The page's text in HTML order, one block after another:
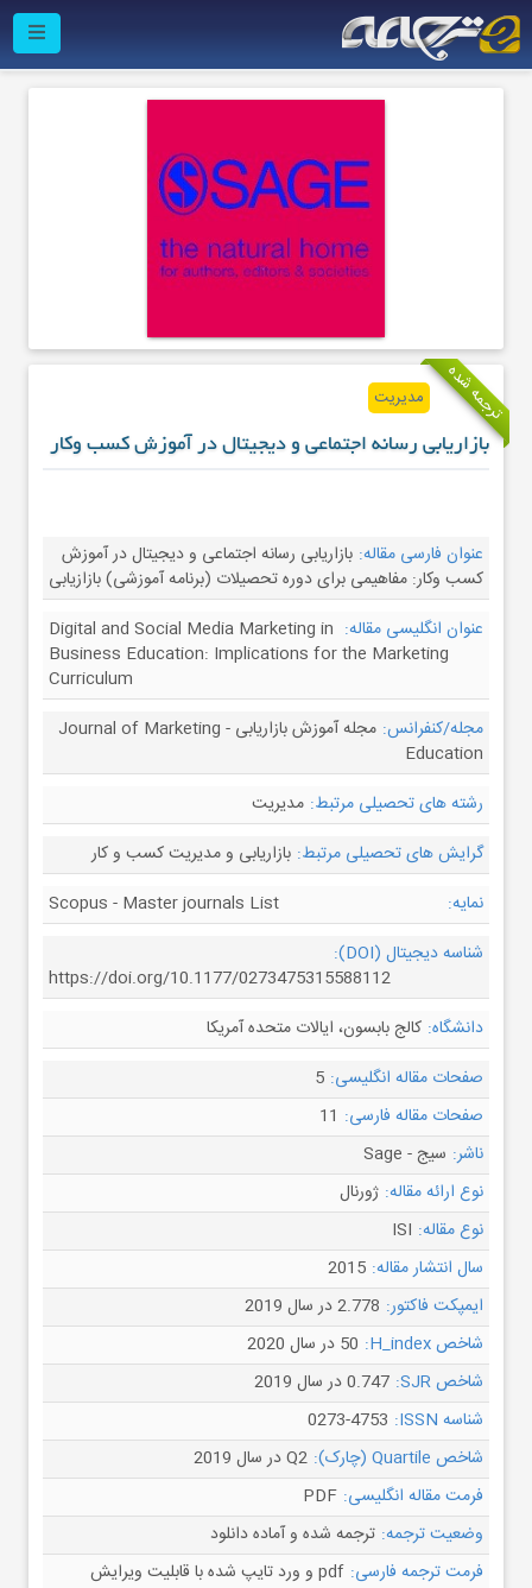
ترجمه شده مدیریت
بازاریابی رسانه اجتماعی و دیجیتال در آموزش کسب وکار
عنوان فارسی مقاله: بازاریابی رسانه اجتماعی و دیجیتال در آموزش
کسب وکار: مفاهیمی برای دوره تحصیلات (برنامه آموزشی) بازازیابی
عنوان انگلیسی مقاله: Digital and Social Media Marketing in
Business Education: Implications for the Marketing
Curriculum
مجله/کنفرانس:
مجله آموزش بازاریابی - Journal of Marketing
Education
رشته های تحصیلی مرتبط: مدیریت
گرایش های تحصیلی مرتبط: بازاریابی و مدیریت کسب و کار
نمایه:
Scopus - Master journals List
شناسه دیجیتال (DOI):
https://doi.org/10.1177/0273475315588112
دانشگاه: کالج بابسون، ایالات متحده آمریکا
صفحات مقاله انگلیسی: 5
صفحات مقاله فارسی: 11
ناشر: سیج - Sage
نوع ارائه مقاله: ژورنال
نوع مقاله: ISI
سال انتشار مقاله: 2015
ایمپکت فاکتور: 2.778 در سال 2019
شاخص H_index:
50 در سال 2020
شاخص SJR:
0.747 در سال 2019
شناسه ISSN:
0273-4753
شاخص Quartile (چارک):
Q2 در سال 2019
فرمت مقاله انگلیسی: PDF
وضعیت ترجمه: ترجمه شده و آماده دانلود
فرمت ترجمه فارسی: pdf و ورد تایپ شده با قابلیت ویرایش